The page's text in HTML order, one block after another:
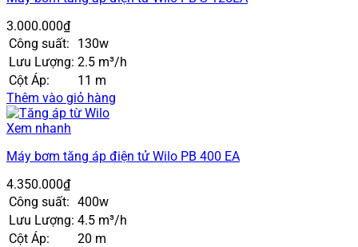
3.000.000₫
Công suất:
130w
Lưu Lượng: 2.5 m³/h
Cột Áp:
11 m
Thêm vào giỏ hàng
Xem nhanh
Máy bơm tăng áp điện tử Wilo PB 400 EA
4.350.000₫
Công suất: 400w
Lưu Lượng: 4.5 m³/h
Cột Áp:
20 m